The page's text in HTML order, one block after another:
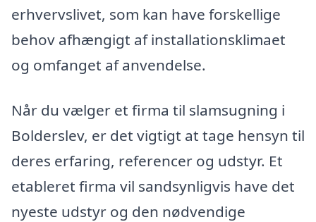
erhvervslivet, som kan have forskellige
behov afhængigt af installationsklimaet
og omfanget af anvendelse.
Når du vælger et firma til slamsugning i
Bolderslev, er det vigtigt at tage hensyn til
deres erfaring, referencer og udstyr. Et
etableret firma vil sandsynligvis have det
nyeste udstyr og den nødvendige